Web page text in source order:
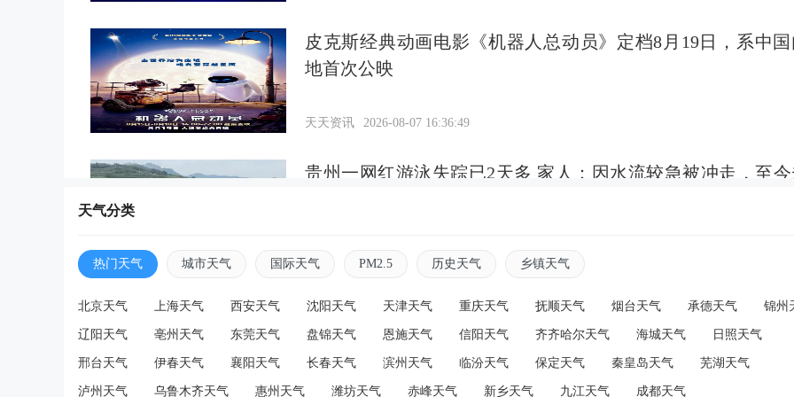
皮克斯经典动画电影《机器人总动员》定档8月19日，系中国
地首次公映
天天资讯 2026-08-07 16:36:49
贵州一网红游泳失踪已2天多 家人：因水流较急被冲走，至今
2026-08-07 16:34:30
儿子出车祸？老人起早贪黑卖豆腐存下1.9万，接假所长电话
点被骗，女儿紧急报警拦下
天天资讯 2026-08-07 16:34:08
天气分类
热门天气 城市天气 国际天气 PM2.5 历史天气 乡镇天气
北京天气 上海天气 西安天气 沈阳天气 天津天气 重庆天气 抚顺天气 烟台天气 承德天气 锦州
辽阳天气 亳州天气 东莞天气 盘锦天气 恩施天气 信阳天气 齐齐哈尔天气 海城天气 日照天气
邢台天气 伊春天气 襄阳天气 长春天气 滨州天气 临汾天气 保定天气 秦皇岛天气 芜湖天气
泸州天气 乌鲁木齐天气 惠州天气 潍坊天气 赤峰天气 新乡天气 九江天气 成都天气